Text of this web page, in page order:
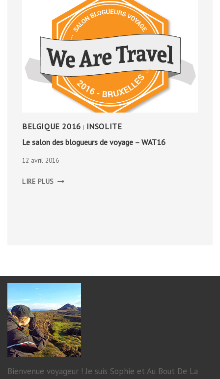
BELGIQUE 2016 | INSOLITE
Le salon des blogueurs de voyage – WAT16
12 avril 2016
LIRE PLUS SALON
Bienvenue voyageur ! Je suis Sophie et Au Bout De La